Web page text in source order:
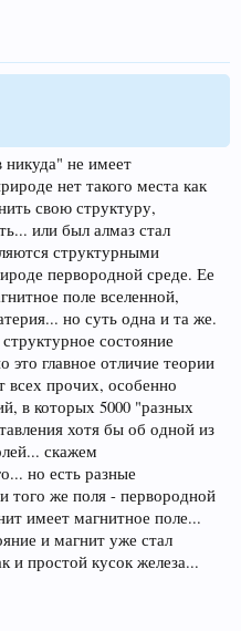
не имеет
нет такого места как
свою структуру,
или был алмаз стал
структурными
первородной среде. Ее
поле вселенной,
но суть одна и та же.
состояние
главное отличие теории
всех прочих, особенно
в которых 5000 "разных
хотя бы об одной из
скажем
но есть разные
того же поля - первородной
имеет магнитное поле...
и магнит уже стал
и простой кусок железа...